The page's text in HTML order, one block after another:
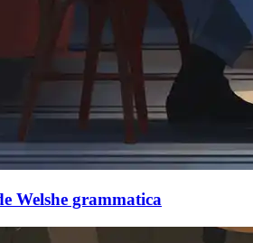
Welshe grammatica